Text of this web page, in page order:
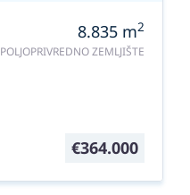
8.835 m2
POLJOPRIVREDNO ZEMLJIŠTE
€364.000